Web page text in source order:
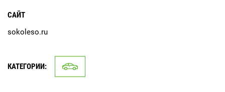
САЙТ
sokoleso.ru
КАТЕГОРИИ: